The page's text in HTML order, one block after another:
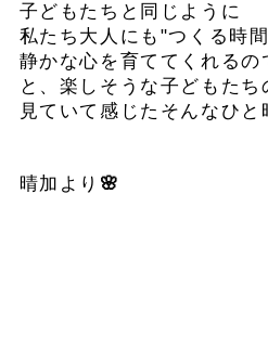
子どもたちと同じように
私たち大人にも"つくる時
静かな心を育ててくれるの
と、楽しそうな子どもたち
見ていて感じたそんなひと
晴加より 🌸